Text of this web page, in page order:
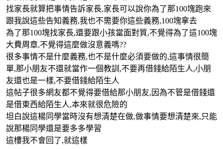
找家長就算把事情告訴家長,家長可以說你為了那100塊跑來
跟我說這些告知義務,我也不需要你這些義務,100塊拿去
為了那100塊找家長,還要跟小孩當面對質,不覺得為了這100塊
大費周章,不覺得這麼做沒意義嗎??
很多事情不是什麼義務,也不是什麼必須要做的,這事情很簡
單,那小朋友不還就當作一個教訓,不要再借錢給陌生人,小朋
友還也是一樣,不要借錢給陌生人
這帖子很多網友都不覺得要借給那小朋友,因為不管是借錢還
是借東西給陌生人,本來就很危險的
坦白說這楊同學當時沒有想清楚在做,做事情要想清楚來,只能
說那楊同學還是要多多學習
這樓我不會回了,就這樣